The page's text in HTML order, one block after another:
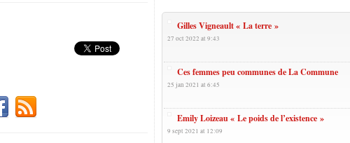
Gilles Vigneault « La terre »
27 oct 2022 at 9:43
Ces femmes peu communes de La Commune
25 jan 2021 at 6:45
Emily Loizeau « Le poids de l’existence »
9 sept 2021 at 12:09